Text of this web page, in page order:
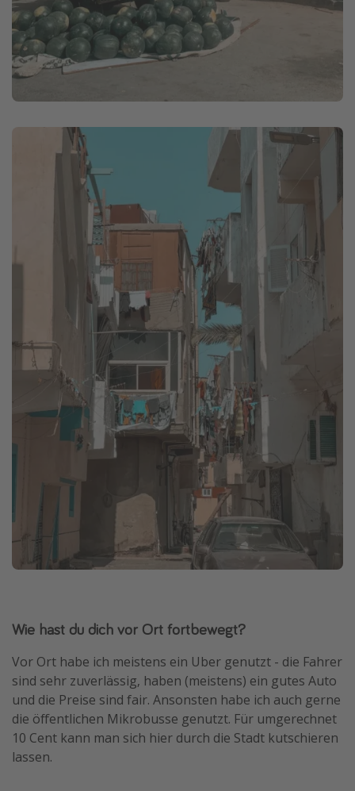
Wie hast du dich vor Ort fortbewegt?
Vor Ort habe ich meistens ein Uber genutzt - die Fahrer
sind sehr zuverlässig, haben (meistens) ein gutes Auto
und die Preise sind fair. Ansonsten habe ich auch gerne
die öffentlichen Mikrobusse genutzt. Für umgerechnet
10 Cent kann man sich hier durch die Stadt kutschieren
lassen.